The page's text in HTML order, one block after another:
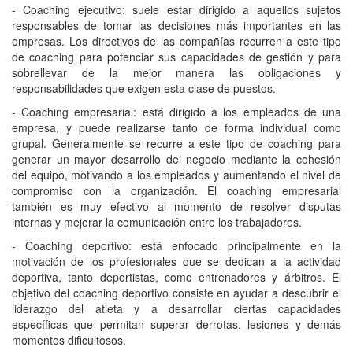
- Coaching ejecutivo: suele estar dirigido a aquellos sujetos
responsables de tomar las decisiones más importantes en las
empresas. Los directivos de las compañías recurren a este tipo
de coaching para potenciar sus capacidades de gestión y para
sobrellevar de la mejor manera las obligaciones y
responsabilidades que exigen esta clase de puestos.
- Coaching empresarial: está dirigido a los empleados de una
empresa, y puede realizarse tanto de forma individual como
grupal. Generalmente se recurre a este tipo de coaching para
generar un mayor desarrollo del negocio mediante la cohesión
del equipo, motivando a los empleados y aumentando el nivel de
compromiso con la organización. El coaching empresarial
también es muy efectivo al momento de resolver disputas
internas y mejorar la comunicación entre los trabajadores.
- Coaching deportivo: está enfocado principalmente en la
motivación de los profesionales que se dedican a la actividad
deportiva, tanto deportistas, como entrenadores y árbitros. El
objetivo del coaching deportivo consiste en ayudar a descubrir el
liderazgo del atleta y a desarrollar ciertas capacidades
específicas que permitan superar derrotas, lesiones y demás
momentos dificultosos.